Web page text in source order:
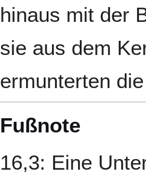
hinaus mit der
sie aus dem
ermunterten
Fußnote
16,3: Eine